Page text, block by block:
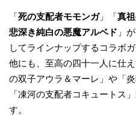
「死の支配者モモンガ」「真
悲深き純白の悪魔アルベド 」
してラインナップするコラボ
他にも、至高の四十一人に仕
の双子アウラ＆マーレ」や「
「凍河の支配者コキュートス
す。